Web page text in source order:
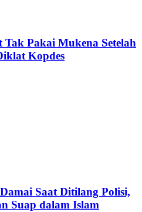
Pakai Mukena Setelah
Kopdes
Saat Ditilang Polisi,
Suap dalam Islam